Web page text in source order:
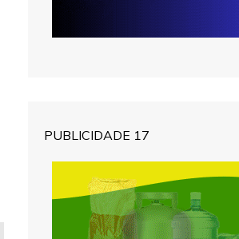
PUBLICIDADE 17